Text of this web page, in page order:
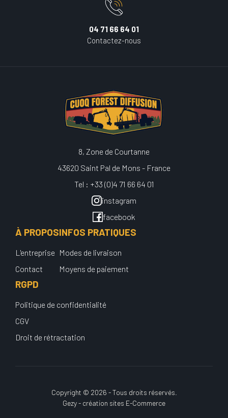
04 71 66 64 01
Contactez-nous
8, Zone de Courtanne
43620 Saint Pal de Mons - France
Tel : +33 (0)4 71 66 64 01
instagram
facebook
À PROPOS
L'entreprise
Contact
INFOS PRATIQUES
Modes de livraison
Moyens de paiement
RGPD
Politique de confidentialité
CGV
Droit de rétractation
Copyright © 2026 - Tous droits réservés.
Gezy - création sites E-Commerce